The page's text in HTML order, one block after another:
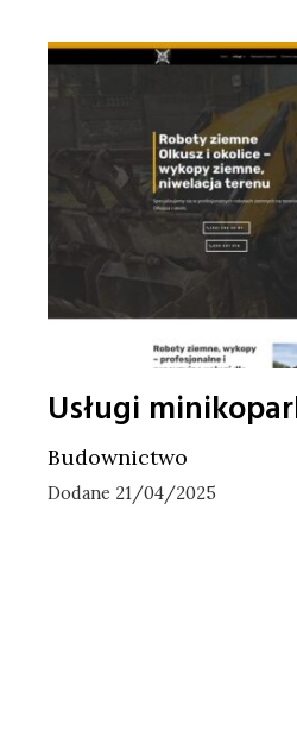
Usługi
Budownictwo
Dodane 21/04/2025